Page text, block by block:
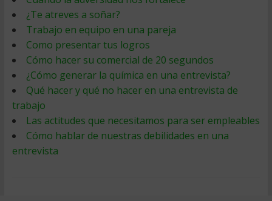
¿Te atreves a soñar?
Trabajo en equipo en una pareja
Como presentar tus logros
Cómo hacer su comercial de 20 segundos
¿Cómo generar la química en una entrevista?
Qué hacer y qué no hacer en una entrevista de
trabajo
Las actitudes que necesitamos para ser empleables
Cómo hablar de nuestras debilidades en una
entrevista